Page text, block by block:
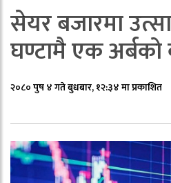
सेयर बजारमा
घण्टामै एक अर्बको
२०८० पुष ४ गते बुधबार, १२:३४ मा प्रकाशित